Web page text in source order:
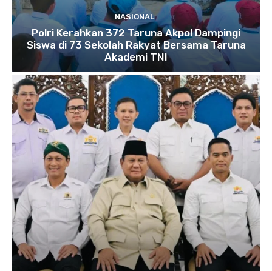
NASIONAL
Polri Kerahkan 372 Taruna Akpol Dampingi
Siswa di 73 Sekolah Rakyat Bersama Taruna
Akademi TNI